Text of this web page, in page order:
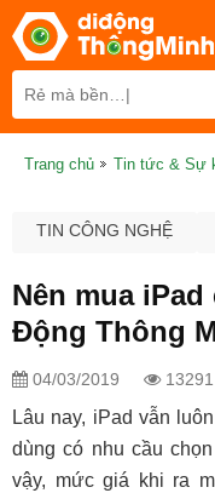
Trang chủ Tin tức & Sự
TIN CÔNG NGHỆ
Nên mua
Động Thông
04/03/2019 13291
Lâu nay, iPad vẫn
dùng có nhu cầu
vậy, mức giá khi ra